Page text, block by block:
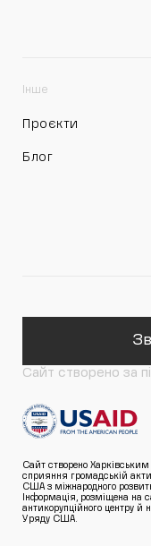
Інше
Проєкти
Блог
Сайт створено за
Сайт створено
сприяння громадській
США з міжнародного
Інформація, розміщена на
антикорупційного центру й
Уряду США.